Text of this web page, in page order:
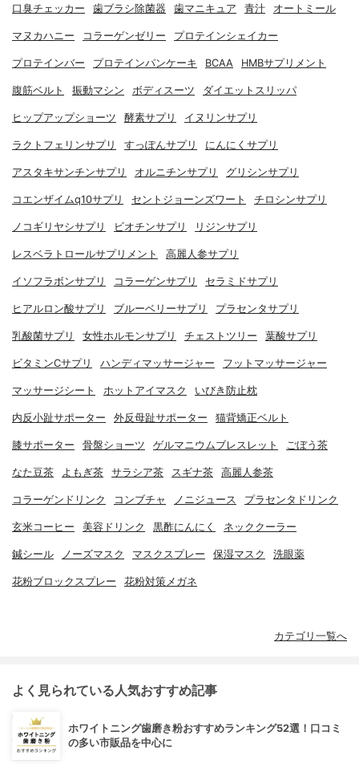
口臭チェッカー 歯ブラシ除菌器 歯マニキュア 青汁 オートミール
マヌカハニー コラーゲンゼリー プロテインシェイカー
プロテインバー プロテインパンケーキ BCAA HMBサプリメント
腹筋ベルト 振動マシン ボディスーツ ダイエットスリッパ
ヒップアップショーツ 酵素サプリ イヌリンサプリ
ラクトフェリンサプリ すっぽんサプリ にんにくサプリ
アスタキサンチンサプリ オルニチンサプリ グリシンサプリ
コエンザイムq10サプリ セントジョーンズワート チロシンサプリ
ノコギリヤシサプリ ビオチンサプリ リジンサプリ
レスベラトロールサプリメント 高麗人参サプリ
イソフラボンサプリ コラーゲンサプリ セラミドサプリ
ヒアルロン酸サプリ ブルーベリーサプリ プラセンタサプリ
乳酸菌サプリ 女性ホルモンサプリ チェストツリー 葉酸サプリ
ビタミンCサプリ ハンディマッサージャー フットマッサージャー
マッサージシート ホットアイマスク いびき防止枕
内反小趾サポーター 外反母趾サポーター 猫背矯正ベルト
膝サポーター 骨盤ショーツ ゲルマニウムブレスレット ごぼう茶
なた豆茶 よもぎ茶 サラシア茶 スギナ茶 高麗人参茶
コラーゲンドリンク コンブチャ ノニジュース プラセンタドリンク
玄米コーヒー 美容ドリンク 黒酢にんにく ネッククーラー
鍼シール ノーズマスク マスクスプレー 保湿マスク 洗眼薬
花粉ブロックスプレー 花粉対策メガネ
カテゴリ一覧へ
よく見られている人気おすすめ記事
ホワイトニング歯磨き粉おすすめランキング52選！口コミ
の多い市販品を中心に